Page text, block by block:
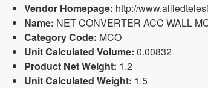
Vendor Homepage: http://
Name: NET CONVERTER ACC WALL
Category Code: MCO
Unit Calculated Volume: 0.00832
Product Net Weight: 1.2
Unit Calculated Weight: 1.5